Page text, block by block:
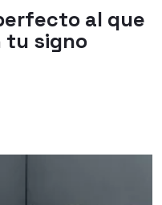
al que
tu signo